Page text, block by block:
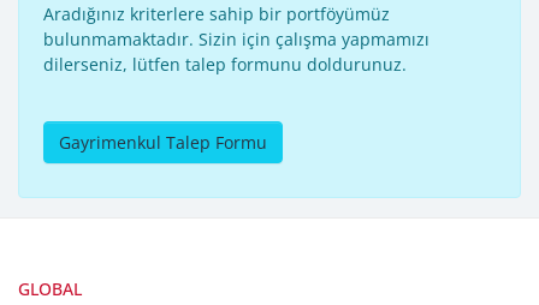
Aradığınız kriterlere sahip bir portföyümüz
bulunmamaktadır. Sizin için çalışma yapmamızı
dilerseniz, lütfen talep formunu doldurunuz.
Gayrimenkul Talep Formu
GLOBAL